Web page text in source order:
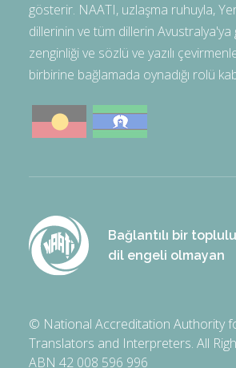
gösterir. NAATI, uzlaşma ruhuyla,
dillerinin ve tüm dillerin Avustralya'ya
zenginliği ve sözlü ve yazılı
birbirine bağlamada oynadığı rolü
Bağlantılı bir
dil engeli olmayan
© National Accreditation Authority
Translators and Interpreters. All
ABN 42 008 596 996